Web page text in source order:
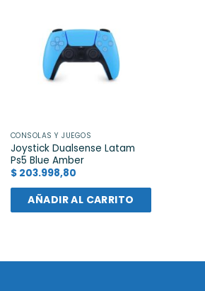
CONSOLAS Y JUEGOS
Joystick Dualsense Latam
Ps5 Blue Amber
$203.998,80
AÑADIR AL CARRITO